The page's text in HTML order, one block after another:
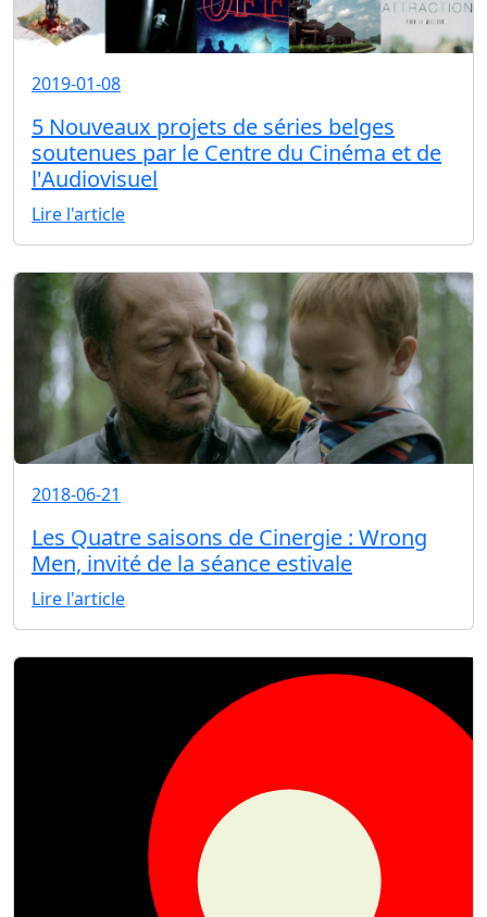
2019-01-08
5 Nouveaux projets de séries belges
soutenues par le Centre du Cinéma et de
l'Audiovisuel
Lire l'article
2018-06-21
Les Quatre saisons de Cinergie : Wrong
Men, invité de la séance estivale
Lire l'article